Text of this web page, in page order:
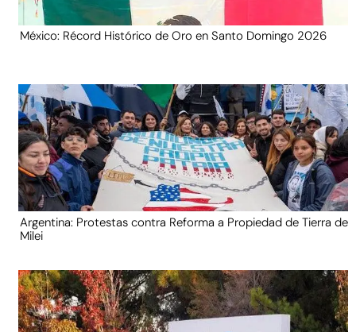
México: Récord Histórico de Oro en Santo Domingo 2026
Argentina: Protestas contra Reforma a Propiedad de Tierra de
Milei